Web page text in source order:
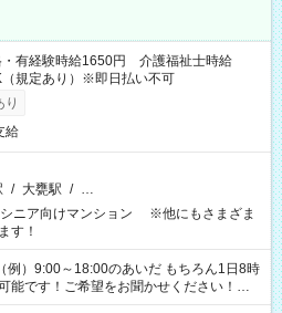
有経験時給1650円 介護福祉士時給
規定あり）※即日払い不可
り
給
/ 大甕駅 / …
シニア向けマンション ※他にもさまざま
す！
例）9:00～18:00のあいだ もちろん1日8時
能です！ご希望をお聞かせください！★
必要な場合も遠慮なくご相談ください。